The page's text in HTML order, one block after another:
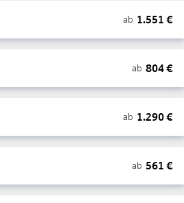
ab 1.551 €
ab 804€
ab 1.290€
ab 561 €